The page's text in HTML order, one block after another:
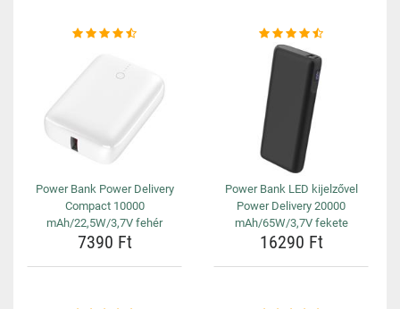
Power Bank Power Delivery
Compact 10000
mAh/22,5W/3,7V fehér
7390 Ft
Power Bank LED kijelzővel
Power Delivery 20000
mAh/65W/3,7V fekete
16290 Ft